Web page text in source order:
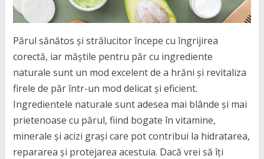
Părul sănătos și strălucitor începe cu îngrijirea
corectă, iar măștile pentru păr cu ingrediente
naturale sunt un mod excelent de a hrăni și revitaliza
firele de păr într-un mod delicat și eficient.
Ingredientele naturale sunt adesea mai blânde și mai
prietenoase cu părul, fiind bogate în vitamine,
minerale și acizi grași care pot contribui la hidratarea,
repararea și protejarea acestuia. Dacă vrei să îți